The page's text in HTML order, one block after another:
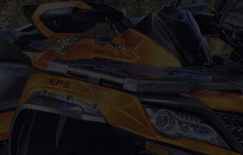
MOTOCYKL 79BIKE FALCON
Kč